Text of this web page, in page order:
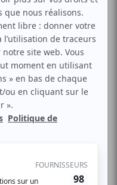
qui interroge notre
dominent des êtres
errent, pris dans l’ironie
Ils aspirent à
tandis que la
gris et un sol brûlé.
demeure plus fort que
élan de liberté, une
envol.